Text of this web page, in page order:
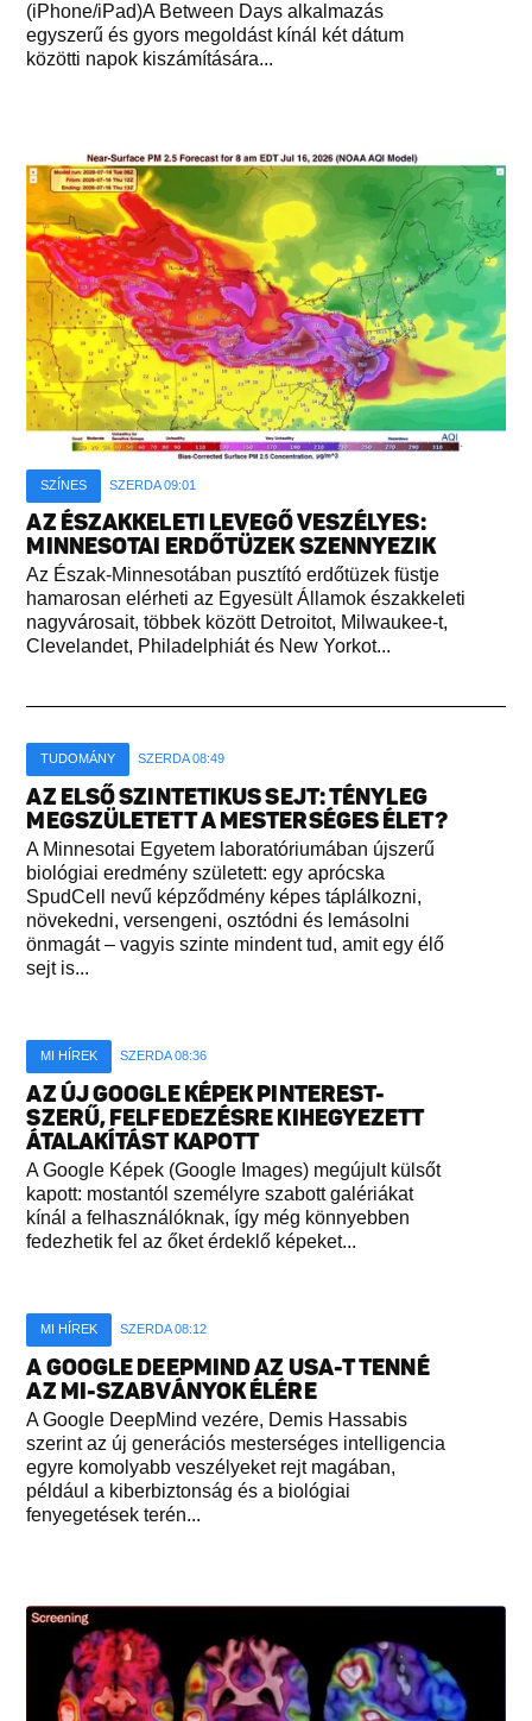
(iPhone/iPad)A Between Days alkalmazás
egyszerű és gyors megoldást kínál két dátum
közötti napok kiszámítására...
SZÍNES SZERDA 09:01
AZ ÉSZAKKELETI LEVEGŐ VESZÉLYES:
MINNESOTAI ERDŐTÜZEK SZENNYEZIK
Az Észak-Minnesotában pusztító erdőtüzek füstje
hamarosan elérheti az Egyesült Államok északkeleti
nagyvárosait, többek között Detroitot, Milwaukee-t,
Clevelandet, Philadelphiát és New Yorkot...
TUDOMÁNY SZERDA 08:49
AZ ELSŐ SZINTETIKUS SEJT: TÉNYLEG
MEGSZÜLETETT A MESTERSÉGES ÉLET?
A Minnesotai Egyetem laboratóriumában újszerű
biológiai eredmény született: egy aprócska
SpudCell nevű képződmény képes táplálkozni,
növekedni, versengeni, osztódni és lemásolni
önmagát – vagyis szinte mindent tud, amit egy élő
sejt is...
MI HÍREK SZERDA 08:36
AZ ÚJ GOOGLE KÉPEK PINTEREST-
SZERŰ, FELFEDEZÉSRE KIHEGYEZETT
ÁTALAKÍTÁST KAPOTT
A Google Képek (Google Images) megújult külsőt
kapott: mostantól személyre szabott galériákat
kínál a felhasználóknak, így még könnyebben
fedezhetik fel az őket érdeklő képeket...
MI HÍREK SZERDA 08:12
A GOOGLE DEEPMIND AZ USA-T TENNÉ
AZ MI-SZABVÁNYOK ÉLÉRE
A Google DeepMind vezére, Demis Hassabis
szerint az új generációs mesterséges intelligencia
egyre komolyabb veszélyeket rejt magában,
például a kiberbiztonság és a biológiai
fenyegetések terén...